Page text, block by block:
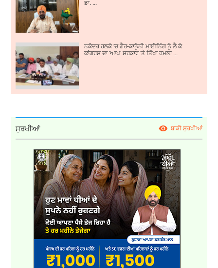
ਡਾ. ...
ਨਕੋਦਰ ਹਲਕੇ ’ਚ ਗੈਰ-ਕਾਨੂੰਨੀ ਮਾਈਨਿੰਗ ਨੂੰ ਲੈ ਕੇ
ਕਾਂਗਰਸ ਦਾ ‘ਆਪ’ ਸਰਕਾਰ ’ਤੇ ਤਿੱਖਾ ਹਮਲਾ ...
ਸੁਰਖੀਆਂ ਬਾਕੀ ਸੁਰਖੀਆਂ